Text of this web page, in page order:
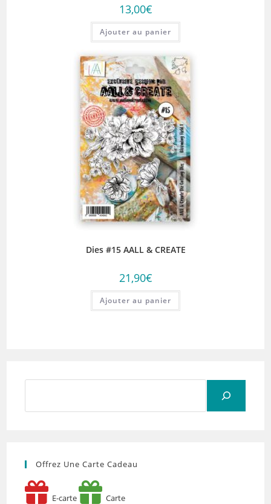
13,00€
Ajouter au panier
Dies #15 AALL & CREATE
21,90€
Ajouter au panier
Offrez Une Carte Cadeau
E-carte Carte